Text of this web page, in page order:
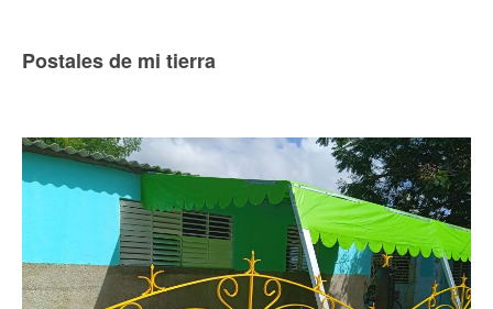
Postales de mi tierra